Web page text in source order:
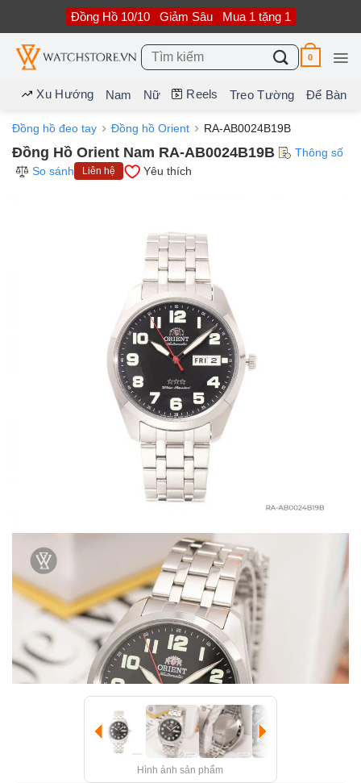
nội
dung
Đồng Hồ 10/10 Giảm Sâu Mua 1 tặng 1
Tìm
kiếm:
0
Xu Hướng Nam Nữ Reels Treo Tường Để Bàn
Đồng hồ đeo tay Đồng hồ Orient RA-AB0024B19B
Đồng Hồ Orient Nam RA-AB0024B19B
Thông số
So sánh
Liên hệ Yêu thích
Hình ảnh sản phẩm